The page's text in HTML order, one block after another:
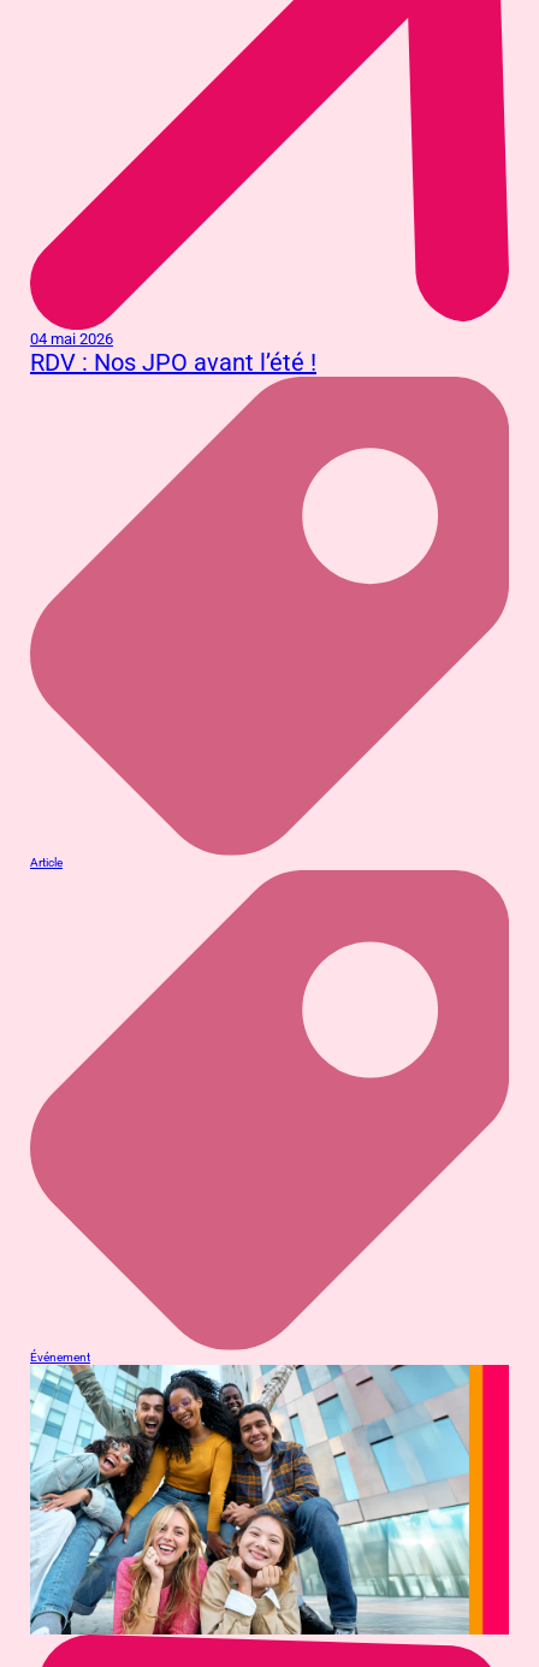
04 mai 2026
RDV : Nos JPO avant l’été !
Article
Événement